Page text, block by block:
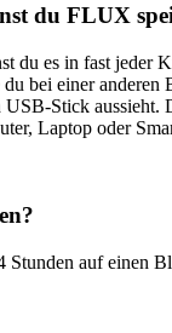
du FLUX
es in fast jeder
bei einer
Stick aussieht.
Laptop oder
Stunden auf einen